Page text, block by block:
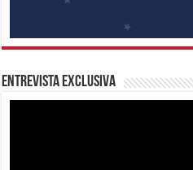
Entrevista Exclusiva